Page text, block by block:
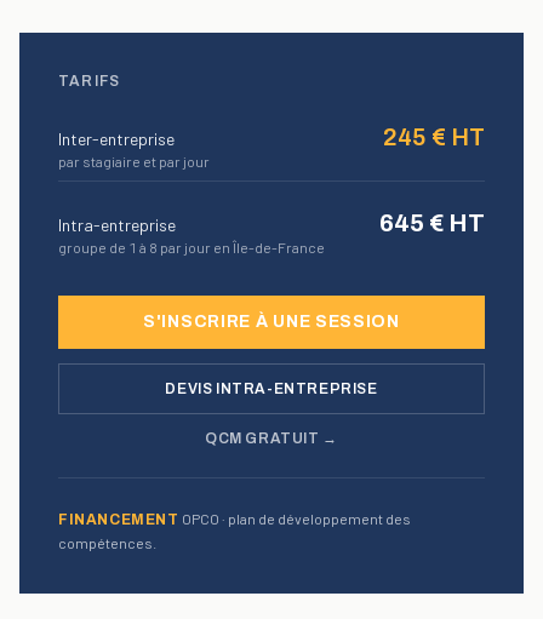
TARIFS
Inter-entreprise
par stagiaire et par jour
245 € HT
Intra-entreprise
groupe de 1 à 8 par jour en Île-de-France
645 € HT
S'INSCRIRE À UNE SESSION
DEVIS INTRA-ENTREPRISE
QCM GRATUIT →
FINANCEMENT OPCO · plan de développement des
compétences.